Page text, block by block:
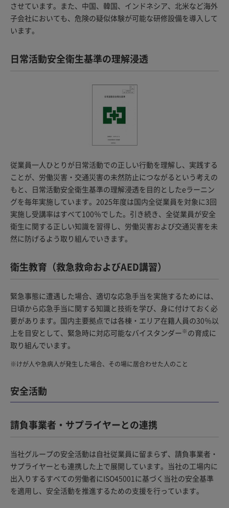
させています。また、中国、韓国、インドネシア、北米など海外
子会社においても、危険の疑似体験が可能な研修設備を導入して
います。
日常活動安全衛生基準の理解浸透
従業員一人ひとりが日常活動での正しい行動を理解し、実践する
ことが、労働災害・交通災害の未然防止につながるという考えの
もと、日常活動安全衛生基準の理解浸透を目的としたeラーニン
グを毎年実施しています。2025年度は国内全従業員を対象に3回
実施し受講率はすべて100％でした。引き続き、全従業員が安全
衛生に関する正しい知識を習得し、労働災害および交通災害を未
然に防げるよう取り組んでいきます。
衛生教育（救急救命およびAED講習）
緊急事態に遭遇した場合、適切な応急手当を実施するためには、
日頃から応急手当に関する知識と技術を学び、身に付けておく必
要があります。国内主要拠点では各棟・エリア在籍人員の30％以
上を目安として、緊急時に対応可能なバイスタンダー※ の育成に
取り組んでいます。
※けが人や急病人が発生した場合、その場に居合わせた人のこと
安全活動
請負事業者・サプライヤーとの連携
当社グループの安全活動は自社従業員に留まらず、請負事業者・
サプライヤーとも連携した上で展開しています。当社の工場内に
出入りするすべての労働者にISO45001に基づく当社の安全基準
を適用し、安全活動を推進するための支援を行っています。